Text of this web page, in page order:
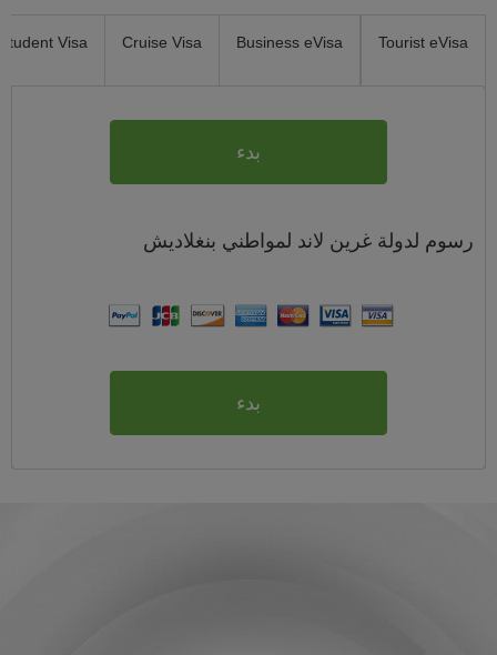
Tourist eVisa
Business eVisa
Cruise Visa
Student Visa
بدء
رسوم لدولة غرين لاند لمواطني بنغلاديش
بدء